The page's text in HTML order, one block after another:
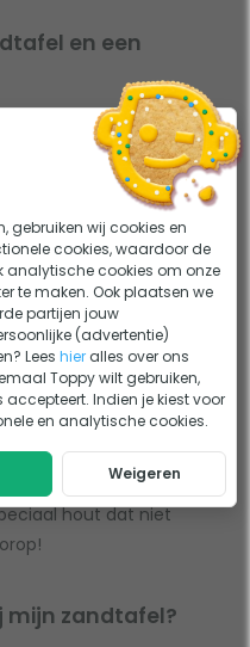
en een
van een zandtafel
modellen die beide
in zand? Vul dan een of
En door het strakke
in je tuin. Zeker geen
zandtafel?
kunststof en hout.
terwijl de houten
kunststof als de houten
te zetten. De houten
hout dat niet
mijn zandtafel?
gebruiken wij cookies en
cookies, waardoor de
analytische cookies om onze
te maken. Ook plaatsen we
partijen jouw
(advertentie)
Leeshier alles over ons
Toppy wilt gebruiken,
Indien je kiest voor
en analytische cookies.
Weigeren